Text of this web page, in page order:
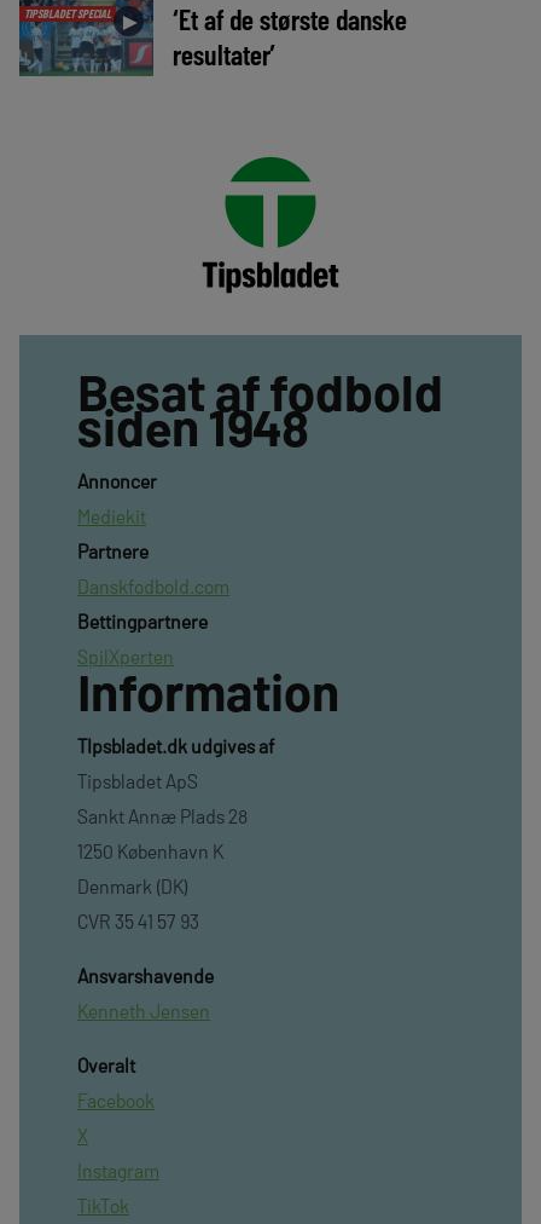
TIPSBLADET SPECIAL ►
‘Et af de største danske
resultater’
Besat af fodbold
siden 1948
Annoncer
Mediekit
Partnere
Danskfodbold.com
Bettingpartnere
SpilXperten
Information
TIpsbladet.dk udgives af
Tipsbladet ApS
Sankt Annæ Plads 28
1250 København K
Denmark (DK)
CVR 35 41 57 93
Ansvarshavende
Kenneth Jensen
Overalt
Facebook
X
Instagram
TikTok